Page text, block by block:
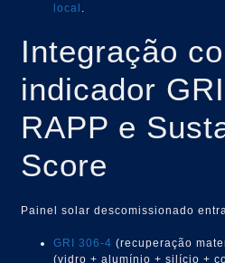
local
Integração
indicador
RAPP e
Score
Painel solar descomissionado
GRI 306-4 (recuperação
(vidro + alumínio + silício +